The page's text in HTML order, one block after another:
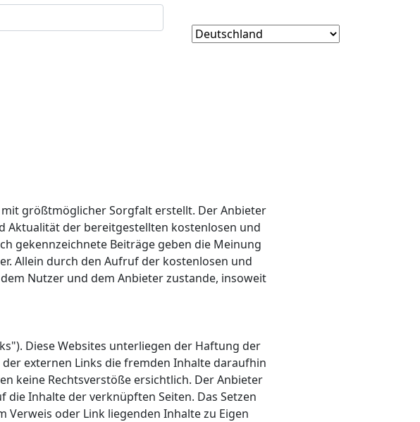
größtmöglicher Sorgfalt erstellt. Der Anbieter
Aktualität der bereitgestellten kostenlosen und
gekennzeichnete Beiträge geben die Meinung
Allein durch den Aufruf der kostenlosen und
Nutzer und dem Anbieter zustande, insoweit
Diese Websites unterliegen der Haftung der
externen Links die fremden Inhalte daraufhin
keine Rechtsverstöße ersichtlich. Der Anbieter
Inhalte der verknüpften Seiten. Das Setzen
oder Link liegenden Inhalte zu Eigen